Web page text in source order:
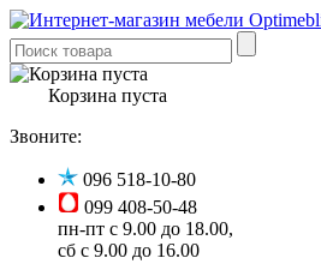
Корзина пуста
Звоните:
096 518-10-80
099 408-50-48
пн-пт с 9.00 до 18.00,
сб с 9.00 до 16.00